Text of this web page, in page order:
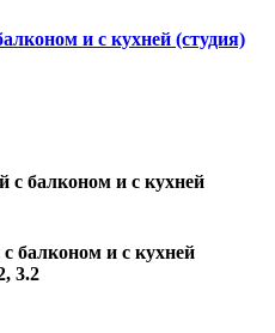
и с кухней (студия)
с балконом и с кухней
балконом и с кухней
3.2